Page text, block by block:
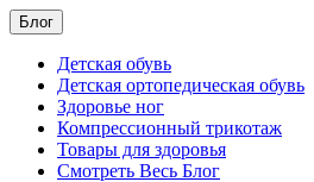
Блог
Детская обувь
Детская ортопедическая обувь
Здоровье ног
Компрессионный трикотаж
Товары для здоровья
Смотреть Весь Блог